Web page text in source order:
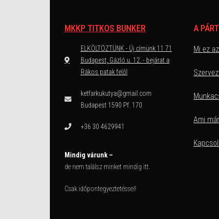
MKKP TITKOS BUNKER
ELKÖLTÖZTÜNK - Új címünk 11 71
Budapest, Gázló u. 12. - bejárat a
Rákos patak felől
ketfarkukutya@gmail.com
Budapest 1590 Pf. 170
+36 30 4629941
Mindig várunk –
de nem találsz minket mindig itt.
Csak időpontegyeztetéssel!
A
Mi ez
Ami